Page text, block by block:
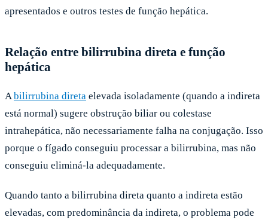
apresentados e outros testes de função hepática.
Relação entre bilirrubina direta e função
hepática
A bilirrubina direta elevada isoladamente (quando a indireta
está normal) sugere obstrução biliar ou colestase
intrahepática, não necessariamente falha na conjugação. Isso
porque o fígado conseguiu processar a bilirrubina, mas não
conseguiu eliminá-la adequadamente.
Quando tanto a bilirrubina direta quanto a indireta estão
elevadas, com predominância da indireta, o problema pode